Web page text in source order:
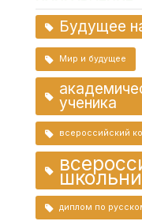
Будущее
Мир и будущее
ученика
всероссийский
диплом по